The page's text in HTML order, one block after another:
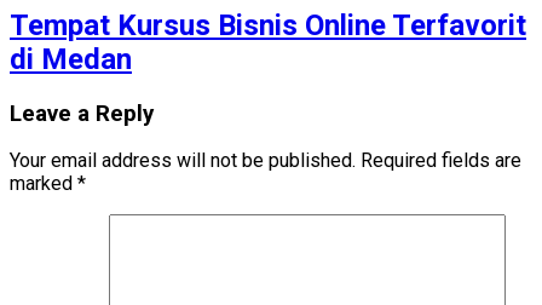
Tempat Kursus Bisnis Online Terfavorit
di Medan
Leave a Reply
Your email address will not be published. Required fields are
marked *